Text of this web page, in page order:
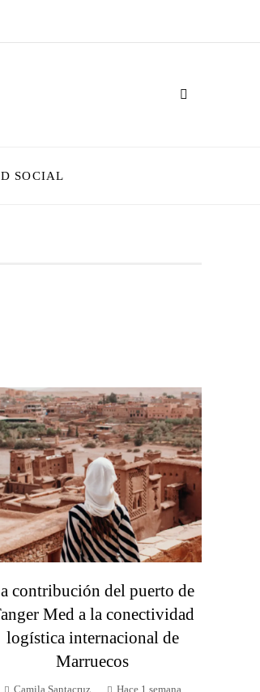
SOCIAL
contribución del puerto de
Med a la conectividad
logística internacional de
Marruecos
Camila Santacruz Hace 1 semana